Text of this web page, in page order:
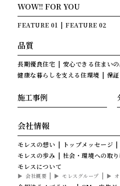
WOW!! FOR YOU
FEATURE 01 FEATURE 02
品質
長期優良住宅
安心できる住まい
健康な暮らしを支える住環境
保
施工事例
会社情報
モレスの想い トップメッセージ
モレスの歩み
社会・環境への取
モレスについて
会社概要 モレスグループ